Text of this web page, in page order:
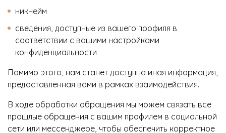
никнейм
сведения, доступные из вашего профиля в
соответствии с вашими настройками
конфиденциальности
Помимо этого, нам станет доступна иная информация,
предоставленная вами в рамках взаимодействия.
В ходе обработки обращения мы можем связать все
прошлые обращения с вашим профилем в социальной
сети или мессенджере, чтобы обеспечить корректное